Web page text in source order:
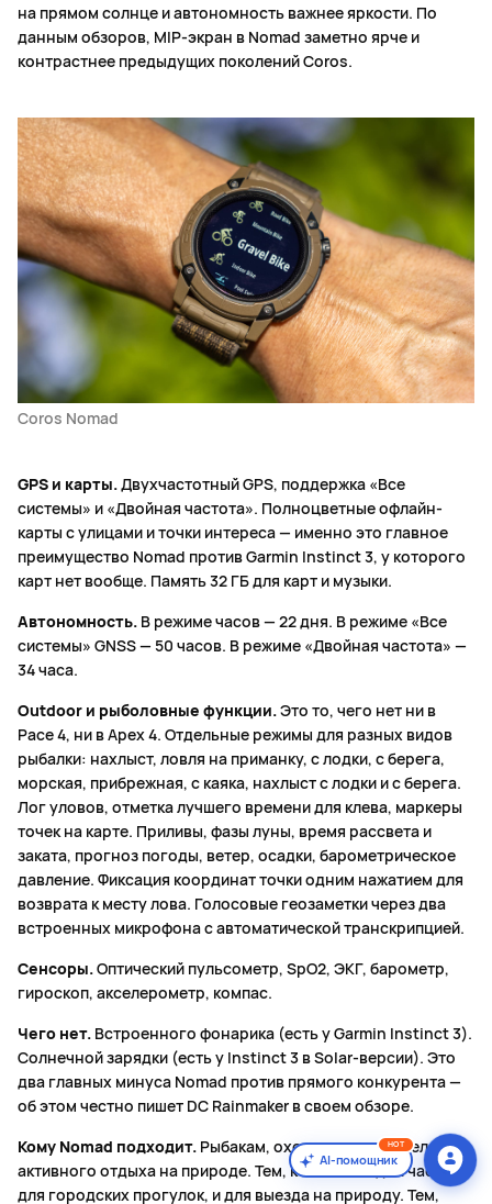
на прямом солнце и автономность важнее яркости. По
данным обзоров, MIP-экран в Nomad заметно ярче и
контрастнее предыдущих поколений Coros.
Coros Nomad
GPS и карты.Двухчастотный GPS, поддержка «Все
системы» и «Двойная частота». Полноцветные офлайн-
карты с улицами и точки интереса — именно это главное
преимущество Nomad против Garmin Instinct 3, у которого
карт нет вообще. Память 32 ГБ для карт и музыки.
Автономность. В режиме часов — 22 дня. В режиме «Все
системы» GNSS — 50 часов. В режиме «Двойная частота» —
34 часа.
Outdoor и рыболовные функции.Это то, чего нет ни в
Pace 4, ни в Apex 4. Отдельные режимы для разных видов
рыбалки: нахлыст, ловля на приманку, с лодки, с берега,
морская, прибрежная, с каяка, нахлыст с лодки и с берега.
Лог уловов, отметка лучшего времени для клева, маркеры
точек на карте. Приливы, фазы луны, время рассвета и
заката, прогноз погоды, ветер, осадки, барометрическое
давление. Фиксация координат точки одним нажатием для
возврата к месту лова. Голосовые геозаметки через два
встроенных микрофона с автоматической транскрипцией.
Сенсоры.Оптический пульсометр, SpO2, ЭКГ, барометр,
гироскоп, акселерометр, компас.
Чего нет. Встроенного фонарика (есть у Garmin Instinct 3).
Солнечной зарядки (есть у Instinct 3 в Solar-версии). Это
два главных минуса Nomad против прямого конкурента —
об этом честно пишет DC Rainmaker в своем обзоре.
Кому Nomad подходит. Рыбакам, охотникам, любителям
активного отдыха на природе. Тем, кто хочет одни часы и
для городских прогулок, и для выезда на природу. Тем,
AI-помощник
HOT